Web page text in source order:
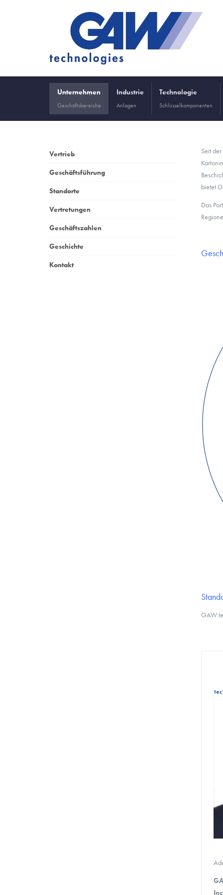
Unternehmen
Geschäftsbereiche
Industrie
Anlagen
Technologie
Schlüsselkomponenten
Vertrieb
Geschäftsführung
Standorte
Vertretungen
Geschäftszahlen
Geschichte
Kontakt
Seit der
bietet
Das
GAW